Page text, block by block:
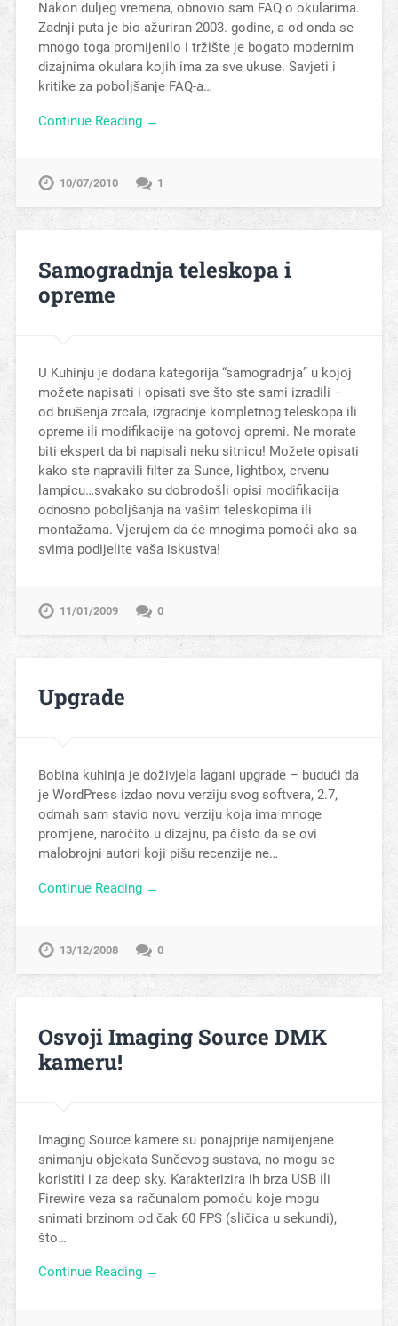
Nakon duljeg vremena, obnovio sam FAQ o okularima.
Zadnji puta je bio ažuriran 2003. godine, a od onda se
mnogo toga promijenilo i tržište je bogato modernim
dizajnima okulara kojih ima za sve ukuse. Savjeti i
kritike za poboljšanje FAQ-a…
Continue Reading →
10/07/2010 1
Samogradnja teleskopa i
opreme
U Kuhinju je dodana kategorija “samogradnja” u kojoj
možete napisati i opisati sve što ste sami izradili –
od brušenja zrcala, izgradnje kompletnog teleskopa ili
opreme ili modifikacije na gotovoj opremi. Ne morate
biti ekspert da bi napisali neku sitnicu! Možete opisati
kako ste napravili filter za Sunce, lightbox, crvenu
lampicu…svakako su dobrodošli opisi modifikacija
odnosno poboljšanja na vašim teleskopima ili
montažama. Vjerujem da će mnogima pomoći ako sa
svima podijelite vaša iskustva!
11/01/2009 0
Upgrade
Bobina kuhinja je doživjela lagani upgrade – budući da
je WordPress izdao novu verziju svog softvera, 2.7,
odmah sam stavio novu verziju koja ima mnoge
promjene, naročito u dizajnu, pa čisto da se ovi
malobrojni autori koji pišu recenzije ne…
Continue Reading →
13/12/2008 0
Osvoji Imaging Source DMK
kameru!
Imaging Source kamere su ponajprije namijenjene
snimanju objekata Sunčevog sustava, no mogu se
koristiti i za deep sky. Karakterizira ih brza USB ili
Firewire veza sa računalom pomoću koje mogu
snimati brzinom od čak 60 FPS (sličica u sekundi),
što…
Continue Reading →